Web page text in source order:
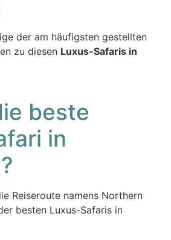
der am häufigsten gestellten
zu diesen Luxus-Safaris in
beste
in
Reiseroute namens Northern
besten Luxus-Safaris in